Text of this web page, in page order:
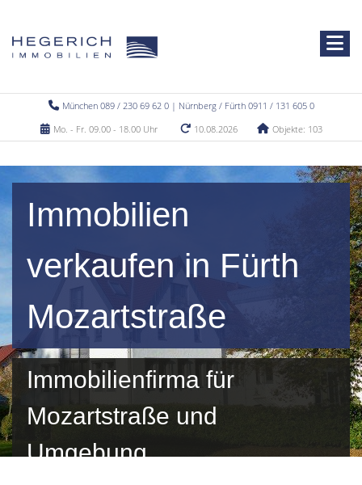
München 089 / 230 69 62 0 | Nürnberg / Fürth 0911 / 131 605 0
Mo. - Fr. 09.00 - 18.00 Uhr
10.08.2026 Objekte: 103
Immobilien
verkaufen in Fürth
Mozartstraße
Immobilienfirma für
Mozartstraße und
Umgebung